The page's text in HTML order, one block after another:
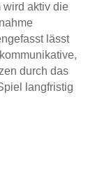
aktiv die
lässt
durch das
langfristig